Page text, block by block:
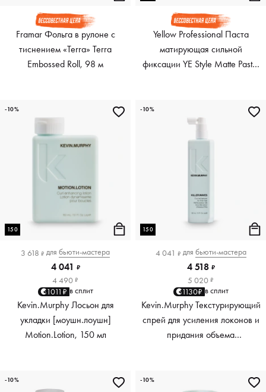
Framar Фольга в рулоне с
тиснением «Terra» Terra
Embossed Roll, 98 м
Yellow Professional Паста
матирующая сильной
фиксации YE Style Matte Paste,
150
3 618 ₽ для бьюти-мастера
4 041 ₽
4 490 ₽
1011₽ в сплит
Kevin.Murphy Лосьон для
укладки [моушн.лоушн]
Motion.Lotion, 150 мл
-10%
150
4 041 ₽ для бьюти-мастера
4 518 ₽
5 020 ₽
1130₽ в сплит
Kevin.Murphy Текстурирующий
спрей для усиления локонов и
придания объема
-10%
-10% -10%